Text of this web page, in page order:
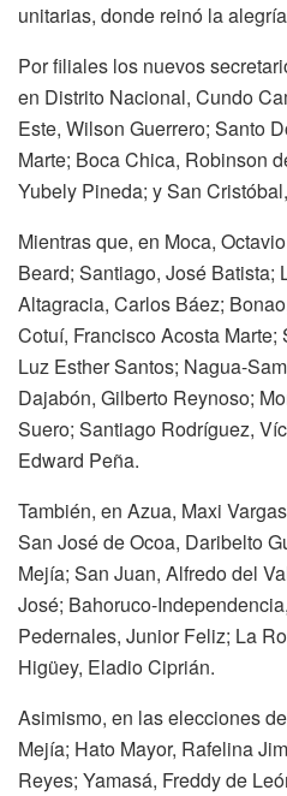
unitarias, donde reinó la
Por filiales los nuevos
en Distrito Nacional, Cundo
Este, Wilson Guerrero; Santo
Marte; Boca Chica, Robinson
Yubely Pineda; y San
Mientras que, en Moca,
Beard; Santiago, José Batista;
Altagracia, Carlos Báez;
Cotuí, Francisco Acosta
Luz Esther Santos; Nagua-
Dajabón, Gilberto Reynoso;
Suero; Santiago Rodríguez,
Edward Peña.
También, en Azua, Maxi
San José de Ocoa, Daribelto
Mejía; San Juan, Alfredo del
José; Bahoruco-
Pedernales, Junior Feliz; La
Higüey, Eladio Ciprián.
Asimismo, en las elecciones
Mejía; Hato Mayor, Rafelina
Reyes; Yamasá, Freddy de